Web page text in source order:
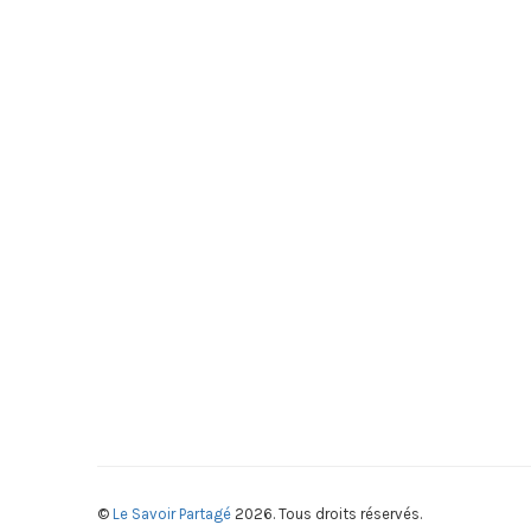
© Le Savoir Partagé 2026. Tous droits réservés.